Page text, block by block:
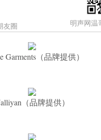
友圈 明声网温
Garments（品牌提供）
（品牌提供）